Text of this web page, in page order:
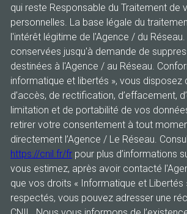
qui reste Responsable du Traitement de
personnelles. La base légale du
l'intérêt légitime de l'Agence / du
conservées jusqu'à demande de
destinées à l'Agence / au Réseau.
informatique et libertés », vous disposez
d’accès, de rectification, d’effacement,
limitation et de portabilité de vos
retirer votre consentement à tout
directement l’Agence / Le Réseau.
https://cnil.fr/fr pour plus d’informations
vous estimez, après avoir contacté
que vos droits « Informatique et Libertés
respectés, vous pouvez adresser une